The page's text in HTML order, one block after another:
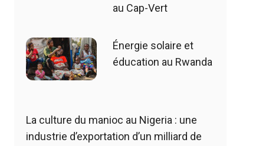
au Cap-Vert
Énergie solaire et
éducation au Rwanda
La culture du manioc au Nigeria : une
industrie d’exportation d’un milliard de